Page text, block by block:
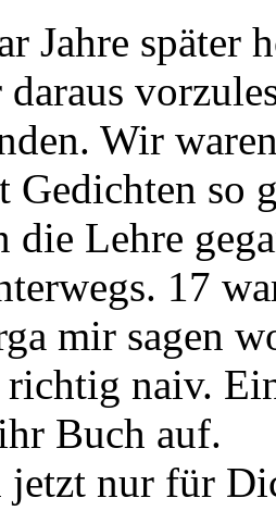
Jahre später
Wir
Gedichten so
die Lehre
17
mir sagen
naiv.
Buch auf.
jetzt nur für